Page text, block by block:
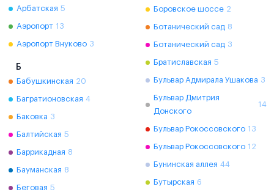
Арбатская 5
Аэропорт 13
Аэропорт Внуково 3
Б
Бабушкинская 20
Багратионовская 4
Баковка 3
Балтийская 5
Баррикадная 8
Бауманская 8
Беговая 5
Боровское шоссе 2
Ботанический сад 8
Ботанический сад 3
Братиславская 5
Бульвар Адмирала Ушакова 3
Бульвар Дмитрия
Донского
14
Бульвар Рокоссовского 13
Бульвар Рокоссовского 12
Бунинская аллея 44
Бутырская 6